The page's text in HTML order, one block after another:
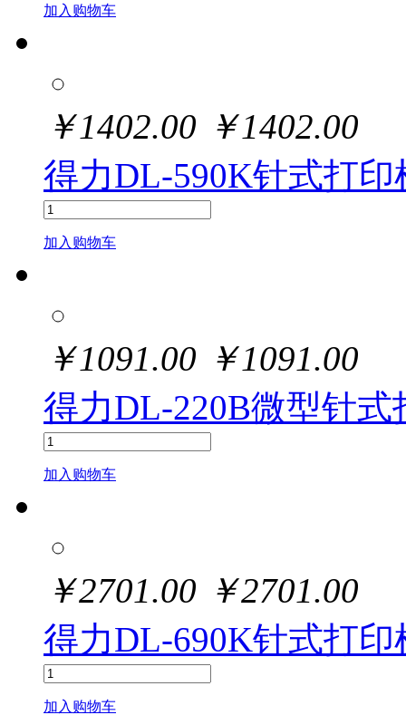
加入购物车
￥1402.00 ￥1402.00
得力DL-590K针式打印
加入购物车
￥1091.00 ￥1091.00
得力DL-220B微型针式
加入购物车
￥2701.00 ￥2701.00
得力DL-690K针式打印
加入购物车